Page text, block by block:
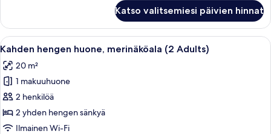
standard-
huone
yhdelle
Katso valitsemiesi päivien hinnat
Avaa
kaikki
huonetyypin
Kahden
hengen
huone,
merinäköala
Ylelliset vuodevaatteet, minibaari,
6
Kahden hengen huone, merinäköala (2 Adults)
20 m²
1 makuuhuone
2 henkilöä
2 yhden hengen sänkyä
Ilmainen Wi-Fi